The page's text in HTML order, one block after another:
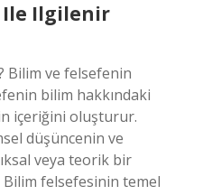
Ile Ilgilenir
Bilim ve felsefenin
bilim hakkındaki
içeriğini oluşturur.
düşüncenin ve
veya teorik bir
Bilim felsefesinin temel